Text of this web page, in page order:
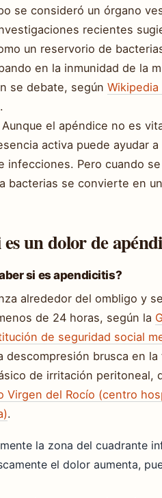
se consideró un órgano
recientes
un reservorio de
en la inmunidad de la
se debate, según
.
Aunque el apéndice no es
activa puede ayudar
infecciones. Pero cuando
bacterias se convierte en
un dolor de
si es apendicitis?
alrededor del ombligo y
de 24 horas, según la
de seguridad social
descompresión brusca en la
de irritación peritoneal,
Virgen del Rocío (centro
.
la zona del cuadrante
el dolor aumenta,